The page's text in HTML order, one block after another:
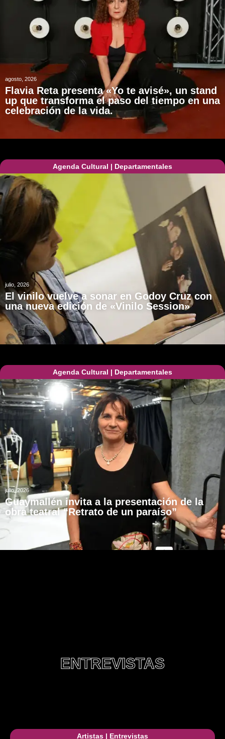
agosto, 2026
Flavia Reta presenta «Yo te avisé», un stand
up que transforma el paso del tiempo en una
celebración de la vida.
Agenda Cultural | Departamentales
julio, 2026
El vinilo vuelve a sonar en Godoy Cruz con
una nueva edición de «Vinilo Session»
Agenda Cultural | Departamentales
julio, 2026
Guaymallén invita a la presentación de la
obra teatral “Retrato de un paraíso”
ENTREVISTAS
Artistas | Entrevistas